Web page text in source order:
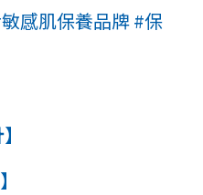
感肌保養品牌 #保